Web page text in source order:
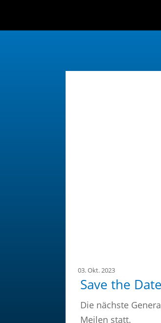
03. Okt. 2023
Save the
Die nächste
Meilen statt.